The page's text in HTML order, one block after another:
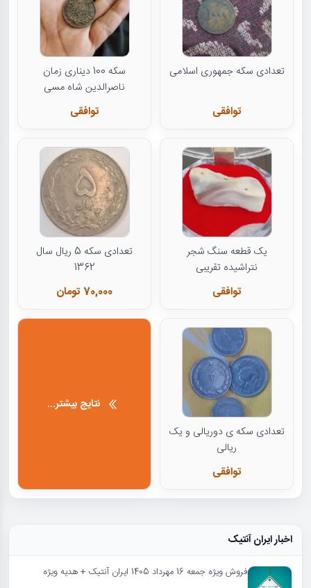
تعدادی سکه جمهوری اسلامی
توافقی
سکه 100 دیناری زمان
ناصرالدین شاه مسی
توافقی
یک قطعه سنگ شجر
نتراشیده تقریبی
توافقی
تعدادی سکه 5 ریال سال
1362
70,000 تومان
تعدادی سکه ی دوریالی و یک
ریالی
توافقی
نتایج بیشتر...
اخبار ایران آنتیک
فروش ویژه جمعه 16 مهرداد 1405 ایران آنتیک + هدیه ویژه